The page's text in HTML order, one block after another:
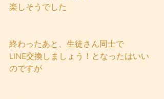
楽しそうでした
終わったあと、生徒さん同士で
LINE交換しましょう！となったはいい
のですが